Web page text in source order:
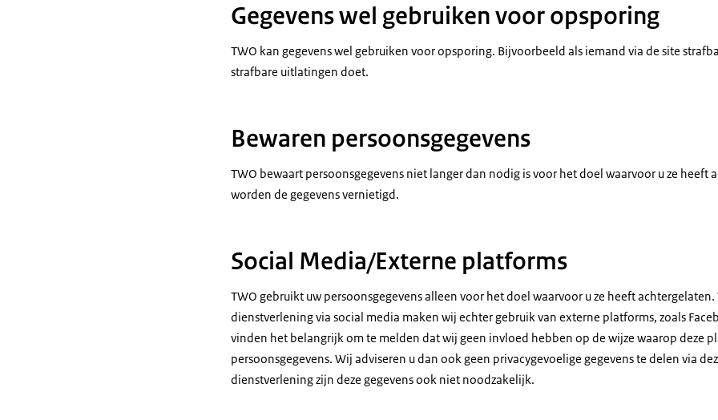
Gegevens wel gebruiken voor opsporing
TWO kan gegevens wel gebruiken voor opsporing. Bijvoorbeeld als iemand via de site
strafbare uitlatingen doet.
Bewaren persoonsgegevens
TWO bewaart persoonsgegevens niet langer dan nodig is voor het doel waarvoor u ze heeft
worden de gegevens vernietigd.
Social Media/Externe platforms
TWO gebruikt uw persoonsgegevens alleen voor het doel waarvoor u ze heeft achtergelaten.
dienstverlening via social media maken wij echter gebruik van externe platforms, zoals
vinden het belangrijk om te melden dat wij geen invloed hebben op de wijze waarop deze
persoonsgegevens. Wij adviseren u dan ook geen privacygevoelige gegevens te delen via
dienstverlening zijn deze gegevens ook niet noodzakelijk.